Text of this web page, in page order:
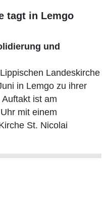
tagt in Lemgo
und
Landeskirche
in Lemgo zu ihrer
ist am
mit einem
St. Nicolai